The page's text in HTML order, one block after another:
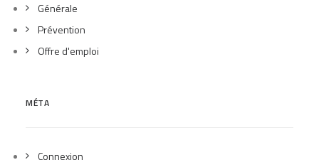
Générale
Prévention
Offre d'emploi
MÉTA
Connexion